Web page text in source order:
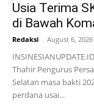
Usia Terima
di Bawah
Redaksi - August 6, 2026
Thahir Pengurus
Selatan masa bakti
perdana usai...